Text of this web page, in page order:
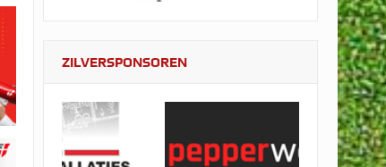
ZILVERSPONSOREN